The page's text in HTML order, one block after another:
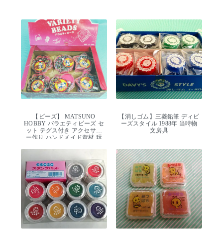
【ビーズ】 MATSUNO
HOBBY バラエティビーズ セ
ット テグス付き アクセサリ
ー作り ハンドメイド資材 玩
【消しゴム】三菱鉛筆 ディビ
ーズスタイル 1988年 当時物
文房具